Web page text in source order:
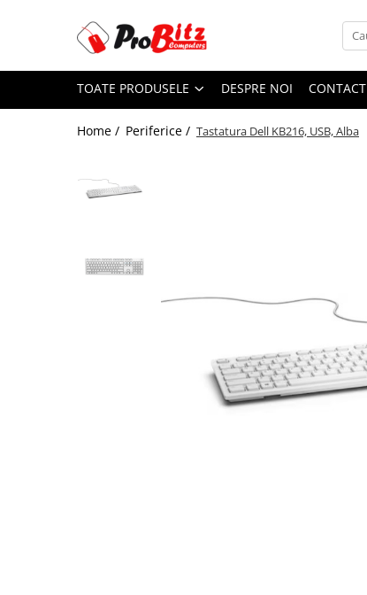
Toate Produsele
Laptopuri si accesorii
Laptopuri Refurbished
Memorii laptop
TOATE PRODUSELE DESPRE NOI CONTACT
Home / Periferice / Tastatura Dell KB216, USB, Alba